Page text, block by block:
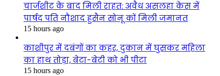
चार्जशीट के बाद मिली राहत: अवैध असलहा केस में
पार्षद पति नौशाद हुसैन सोनू कों मिली जमानत
15 hours ago
काशीपुर में दबंगों का कहर, दुकान में घुसकर महिला
का हाथ तोड़ा, बेटा-बेटी को भी पीटा
15 hours ago